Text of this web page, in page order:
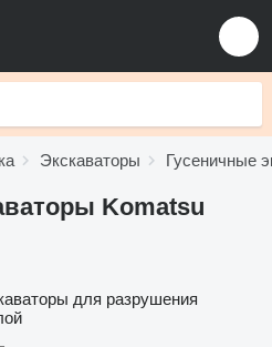
Экскаваторы Гусеничные
Komatsu
для разрушения